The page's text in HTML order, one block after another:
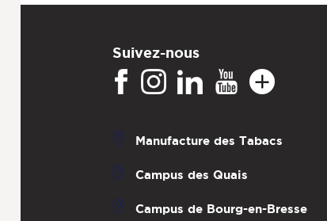
Suivez-nous
Manufacture des Tabacs
Campus des Quais
Campus de Bourg-en-Bresse